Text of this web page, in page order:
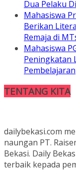
Dua Pelaku
Mahasiswa
Berikan
Remaja di
Mahasiswa
Peningkatan
Pembelajaran
TENTANG KITA
dailybekasi.com
naungan PT.
Bekasi. Daily
terbaik kepada